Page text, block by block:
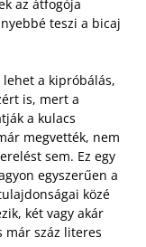
az átfogója
teszi a bicaj
lehet a kipróbálás,
is, mert a
a kulacs
megvették, nem
sem. Ez egy
egyszerűen a
közé
két vagy akár
már száz literes